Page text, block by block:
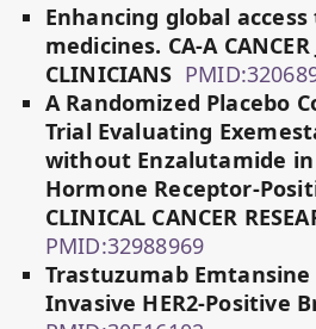
Enhancing global
medicines. CA-A CANCER
CLINICIANS
A Randomized Placebo
Trial Evaluating
without Enzalutamide
Hormone Receptor-
CLINICAL CANCER
PMID:32988969
Trastuzumab
Invasive HER2-Positive